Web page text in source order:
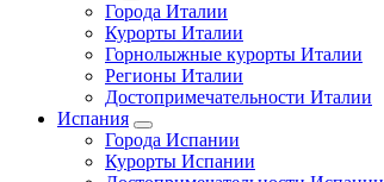
Города Италии
Курорты Италии
Горнолыжные курорты Италии
Регионы Италии
Достопримечательности Италии
Испания
Города Испании
Курорты Испании